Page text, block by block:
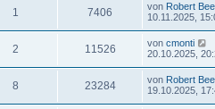
1 7406 von Robert
10.11.2025,
2 11526 von cmonti
20.10.2025,
8 23284 von Robert
19.10.2025,